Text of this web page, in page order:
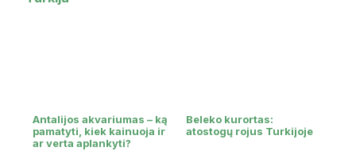
Antalijos akvariumas – ką
pamatyti, kiek kainuoja ir
ar verta aplankyti?
Beleko kurortas:
atostogų rojus Turkijoje